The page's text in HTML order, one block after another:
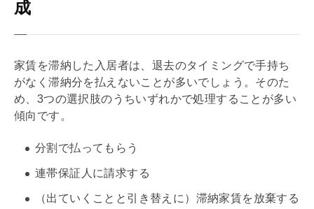
成
家賃を滞納した入居者は、退去のタイミングで手持ち
がなく滞納分を払えないことが多いでしょう。そのた
め、3つの選択肢のうちいずれかで処理することが多い
傾向です。
分割で払ってもらう
連帯保証人に請求する
（出ていくことと引き替えに）滞納家賃を放棄する